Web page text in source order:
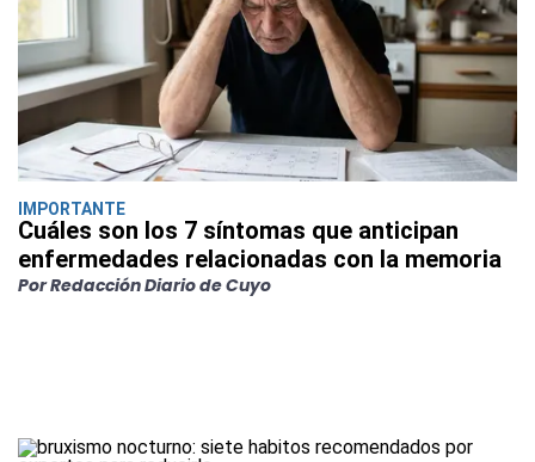
IMPORTANTE
Cuáles son los 7 síntomas que anticipan
enfermedades relacionadas con la memoria
Por Redacción Diario de Cuyo